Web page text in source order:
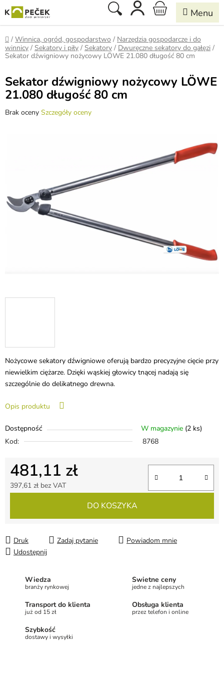
do
treści
Szukaj KOSZYK
Home
/ Winnica, ogród, gospodarstwo / Narzędzia gospodarcze i do
winnicy / Sekatory i piły / Sekatory / Dwuręczne sekatory do gałęzi /
Sekator dźwigniowy nożycowy LÖWE 21.080 długość 80 cm
Nożycowe sekatory dźwigniowe oferują bardzo precyzyjne cięcie przy
niewielkim ciężarze. Dzięki wąskiej głowicy tnącej nadają się
szczególnie do delikatnego drewna.
Opis produktu
Dostępność W magazynie (2 ks)
Kod:
8768
481,11 zł
397,61 zł bez VAT
DO KOSZYKA
Druk Zadaj pytanie
Powiadom mnie
Udostępnij
Sekator dźwigniowy nożycowy LÖWE
21.080 długość 80 cm
Średnia
gwiazdek.
Brak oceny Szczegóły oceny
Wiedza
branży rynkowej
Świetne ceny
jedne z najlepszych
Transport do klienta
już od 15 zł
Obsługa klienta
przez telefon i online
Szybkość
dostawy i wysyłki